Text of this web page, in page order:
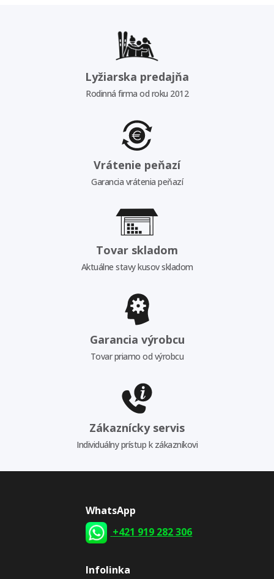
Lyžiarska predajňa
Rodinná firma od roku 2012
Vrátenie peňazí
Garancia vrátenia peňazí
Tovar skladom
Aktuálne stavy kusov skladom
Garancia výrobcu
Tovar priamo od výrobcu
Zákaznícky servis
Individuálny prístup k zákazníkovi
WhatsApp
+421 919 282 306
Infolinka